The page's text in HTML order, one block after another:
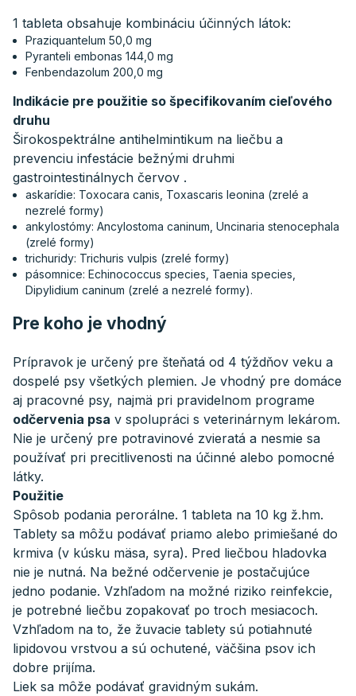
1 tableta obsahuje kombináciu účinných látok:
Praziquantelum 50,0 mg
Pyranteli embonas 144,0 mg
Fenbendazolum 200,0 mg
Indikácie pre použitie so špecifikovaním cieľového
druhu
Širokospektrálne antihelmintikum na liečbu a
prevenciu infestácie bežnými druhmi
gastrointestinálnych červov .
askarídie: Toxocara canis, Toxascaris leonina (zrelé a
nezrelé formy)
ankylostómy: Ancylostoma caninum, Uncinaria stenocephala
(zrelé formy)
trichuridy: Trichuris vulpis (zrelé formy)
pásomnice: Echinococcus species, Taenia species,
Dipylidium caninum (zrelé a nezrelé formy).
Pre koho je vhodný
Prípravok je určený pre šteňatá od 4 týždňov veku a
dospelé psy všetkých plemien. Je vhodný pre domáce
aj pracovné psy, najmä pri pravidelnom programe
odčervenia psa v spolupráci s veterinárnym lekárom.
Nie je určený pre potravinové zvieratá a nesmie sa
používať pri precitlivenosti na účinné alebo pomocné
látky.
Použitie
Spôsob podania perorálne. 1 tableta na 10 kg ž.hm.
Tablety sa môžu podávať priamo alebo primiešané do
krmiva (v kúsku mäsa, syra). Pred liečbou hladovka
nie je nutná. Na bežné odčervenie je postačujúce
jedno podanie. Vzhľadom na možné riziko reinfekcie,
je potrebné liečbu zopakovať po troch mesiacoch.
Vzhľadom na to, že žuvacie tablety sú potiahnuté
lipidovou vrstvou a sú ochutené, väčšina psov ich
dobre prijíma.
Liek sa môže podávať gravidným sukám.